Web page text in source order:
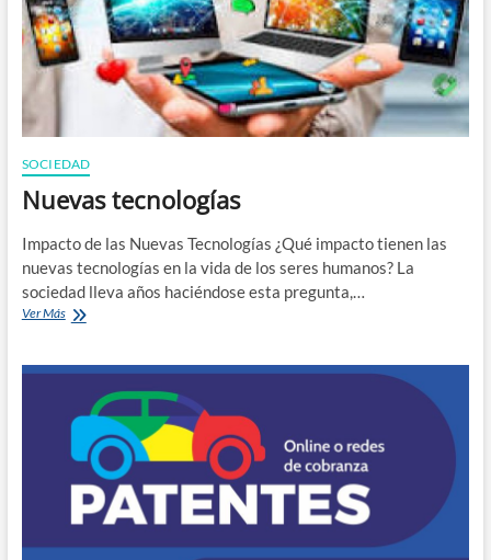
n
SOCIEDAD
Nuevas tecnologías
Impacto de las Nuevas Tecnologías ¿Qué impacto tienen las
nuevas tecnologías en la vida de los seres humanos? La
sociedad lleva años haciéndose esta pregunta,…
Ver MásNuevas